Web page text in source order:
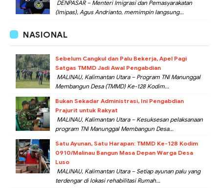
DENPASAR – Menteri Imigrasi dan Pemasyarakatan
(Imipas), Agus Andrianto, memimpin langsung...
NASIONAL
Sebelum Cangkul dan Palu Bekerja, Apel Pagi
Satgas TMMD Jadi Awal Pengabdian
MALINAU, Kalimantan Utara – Program TNI Manunggal
Membangun Desa (TMMD) Ke-128 Kodim...
Bukan Sekadar Administrasi, Ini Pengabdian
Prajurit untuk Rakyat
MALINAU, Kalimantan Utara – Kesuksesan pelaksanaan
program TNI Manunggal Membangun Desa...
Satu Ayunan, Satu Harapan: TMMD Ke-128 Kodim
0910/Malinau Bangun Masa Depan Warga Desa
Luso
MALINAU, Kalimantan Utara – Setiap ayunan palu yang
terdengar di lokasi rehabilitasi Rumah...